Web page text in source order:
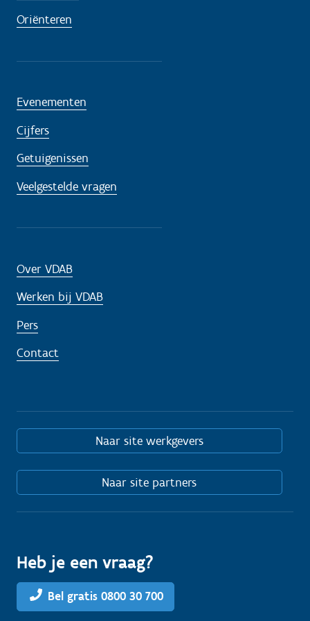
Oriënteren
Evenementen
Cijfers
Getuigenissen
Veelgestelde vragen
Over VDAB
Werken bij VDAB
Pers
Contact
Naar site werkgevers
Naar site partners
Heb je een vraag?
Bel gratis 0800 30 700